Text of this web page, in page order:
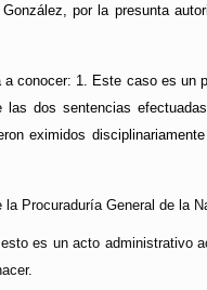
por la presunta
conocer: 1. Este caso es un
dos sentencias
eximidos
Procuraduría General de la
es un acto administrativo